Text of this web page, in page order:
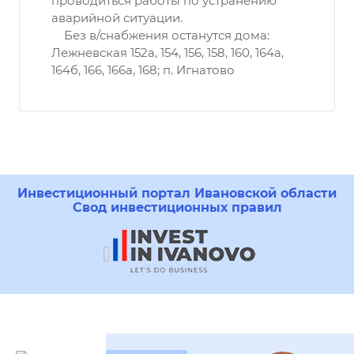
аварийной ситуации.
Без в/снабжения останутся дома:
Лежневская 152а, 154, 156, 158, 160, 164а,
164б, 166, 166а, 168; п. Игнатово
Инвестиционный портал Ивановской области
Свод инвестиционных правил